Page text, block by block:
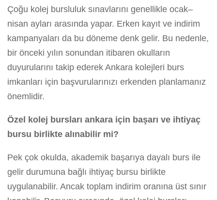
Çoğu kolej bursluluk sınavlarını genellikle ocak–
nisan ayları arasında yapar. Erken kayıt ve indirim
kampanyaları da bu döneme denk gelir. Bu nedenle,
bir önceki yılın sonundan itibaren okulların
duyurularını takip ederek Ankara kolejleri burs
imkanları için başvurularınızı erkenden planlamanız
önemlidir.
Özel kolej bursları ankara için başarı ve ihtiyaç
bursu birlikte alınabilir mi?
Pek çok okulda, akademik başarıya dayalı burs ile
gelir durumuna bağlı ihtiyaç bursu birlikte
uygulanabilir. Ancak toplam indirim oranına üst sınır